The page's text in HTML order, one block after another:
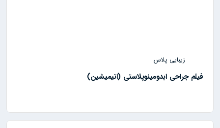
زیبایی پلاس
فیلم جراحی ابدومینوپلاستی (انیمیشین)